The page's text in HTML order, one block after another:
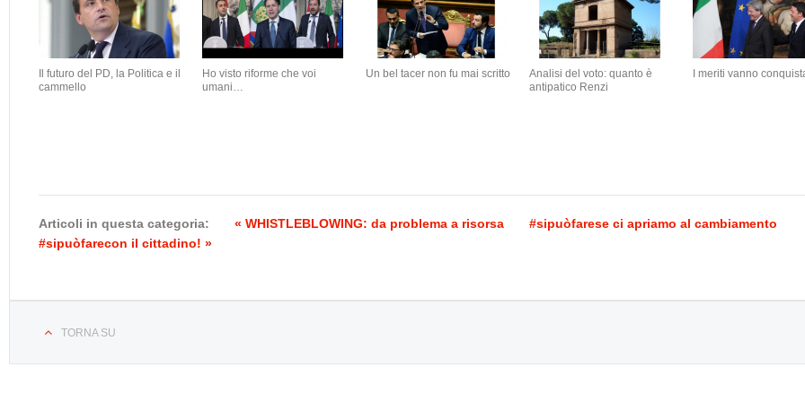
Il futuro del PD, la Politica e il
cammello
Ho visto riforme che voi
umani…
Un bel tacer non fu mai scritto
Analisi del voto: quanto è
antipatico Renzi
I meriti vanno
Articoli in questa categoria: « WHISTLEBLOWING: da problema a risorsa
#sipuòfarese ci apriamo al cambiamento
#sipuòfarecon il cittadino! »
TORNA SU